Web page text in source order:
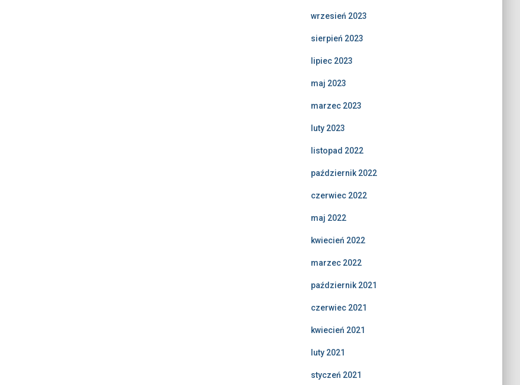
wrzesień 2023
sierpień 2023
lipiec 2023
maj 2023
marzec 2023
luty 2023
listopad 2022
październik 2022
czerwiec 2022
maj 2022
kwiecień 2022
marzec 2022
październik 2021
czerwiec 2021
kwiecień 2021
luty 2021
styczeń 2021